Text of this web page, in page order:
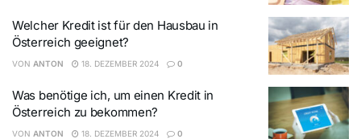
Welcher Kredit ist für den Hausbau in
Österreich geeignet?
VON ANTON 18. DEZEMBER 2024 0
Was benötige ich, um einen Kredit in
Österreich zu bekommen?
VON ANTON 18. DEZEMBER 2024 0